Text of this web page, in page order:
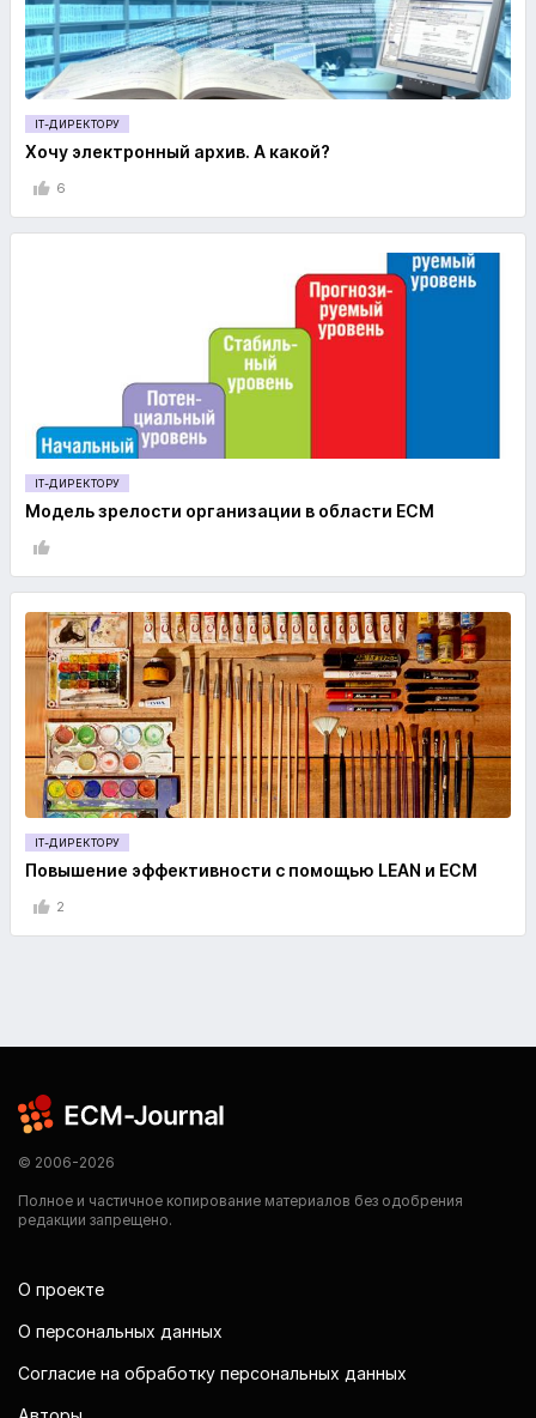
IT-ДИРЕКТОРУ
Хочу электронный архив. А какой?
6
IT-ДИРЕКТОРУ
Модель зрелости организации в области ECM
IT-ДИРЕКТОРУ
Повышение эффективности с помощью LEAN и ECM
2
© 2006-2026
Полное и частичное копирование материалов без одобрения
редакции запрещено.
О проекте
О персональных данных
Согласие на обработку персональных данных